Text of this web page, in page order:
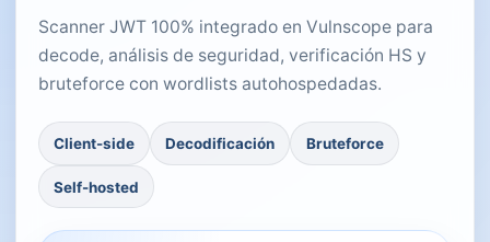
Scanner JWT 100% integrado en Vulnscope para
decode, análisis de seguridad, verificación HS y
bruteforce con wordlists autohospedadas.
Client-side Decodificación Bruteforce
Self-hosted